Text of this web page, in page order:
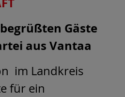
Gäste
aus Vantaa
im Landkreis
für ein